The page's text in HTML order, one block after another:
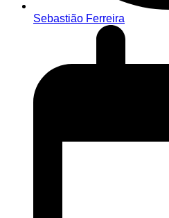
Sebastião Ferreira